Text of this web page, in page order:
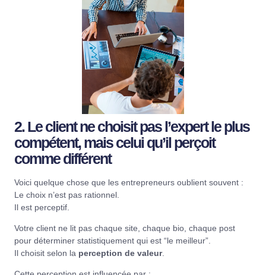
2. Le client ne choisit pas l’expert le plus
compétent, mais celui qu’il perçoit
comme différent
Voici quelque chose que les entrepreneurs oublient souvent :
Le choix n’est pas rationnel.
Il est perceptif.
Votre client ne lit pas chaque site, chaque bio, chaque post
pour déterminer statistiquement qui est “le meilleur”.
Il choisit selon la perception de valeur.